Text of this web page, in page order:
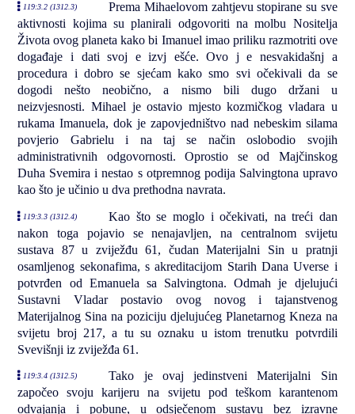
119:3.2 (1312.3)
Prema Mihaelovom zahtjevu stopirane su sve
aktivnosti kojima su planirali odgovoriti na molbu Nositelja
Života ovog planeta kako bi Imanuel imao priliku razmotriti ove
događaje i dati svoj e izvj ešće. Ovo j e nesvakidašnj a
procedura i dobro se sjećam kako smo svi očekivali da se
dogodi nešto neobično, a nismo bili dugo držani u
neizvjesnosti. Mihael je ostavio mjesto kozmičkog vladara u
rukama Imanuela, dok je zapovjedništvo nad nebeskim silama
povjerio Gabrielu i na taj se način oslobodio svojih
administrativnih odgovornosti. Oprostio se od Majčinskog
Duha Svemira i nestao s otpremnog podija Salvingtona upravo
kao što je učinio u dva prethodna navrata.
119:3.3 (1312.4)
Kao što se moglo i očekivati, na treći dan
nakon toga pojavio se nenajavljen, na centralnom svijetu
sustava 87 u zviježđu 61, čudan Materijalni Sin u pratnji
osamljenog sekonafima, s akreditacijom Starih Dana Uverse i
potvrđen od Emanuela sa Salvingtona. Odmah je djelujući
Sustavni Vladar postavio ovog novog i tajanstvenog
Materijalnog Sina na poziciju djelujućeg Planetarnog Kneza na
svijetu broj 217, a tu su oznaku u istom trenutku potvrdili
Svevišnji iz zviježđa 61.
119:3.4 (1312.5)
Tako je ovaj jedinstveni Materijalni Sin
započeo svoju karijeru na svijetu pod teškom karantenom
odvajanja i pobune, u odsječenom sustavu bez izravne